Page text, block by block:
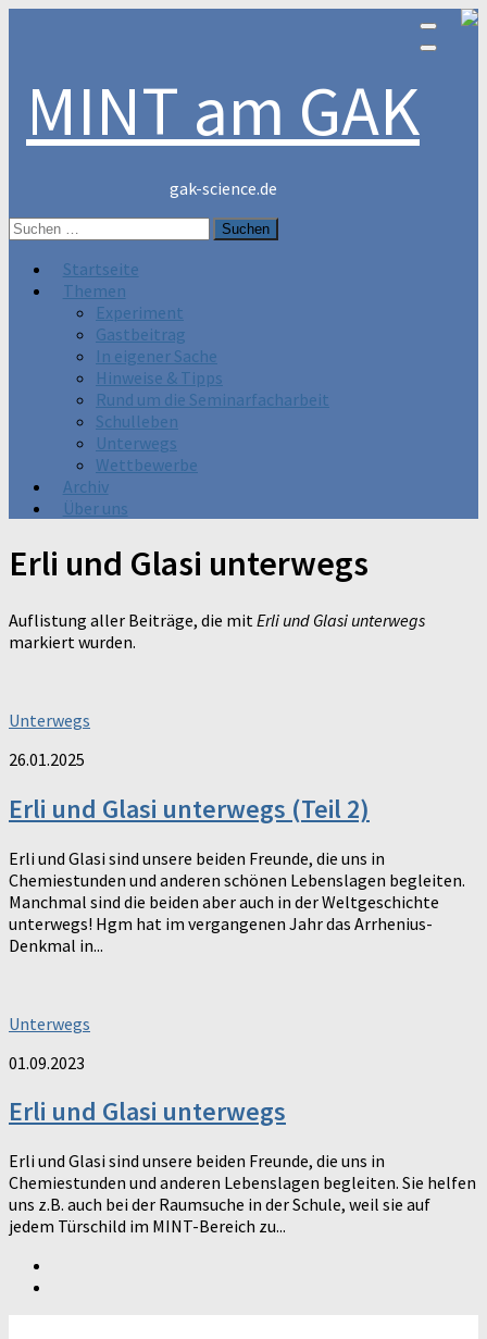
MINT am GAK
gak-science.de
Suchen
nach:
Startseite
Themen
Experiment
Gastbeitrag
In eigener Sache
Hinweise & Tipps
Rund um die Seminarfacharbeit
Schulleben
Unterwegs
Wettbewerbe
Archiv
Über uns
Erli und Glasi unterwegs
Auflistung aller Beiträge, die mit Erli und Glasi unterwegs
markiert wurden.
Unterwegs
26.01.2025
Erli und Glasi unterwegs (Teil 2)
Erli und Glasi sind unsere beiden Freunde, die uns in
Chemiestunden und anderen schönen Lebenslagen begleiten.
Manchmal sind die beiden aber auch in der Weltgeschichte
unterwegs! Hgm hat im vergangenen Jahr das Arrhenius-
Denkmal in...
Unterwegs
01.09.2023
Erli und Glasi unterwegs
Erli und Glasi sind unsere beiden Freunde, die uns in
Chemiestunden und anderen Lebenslagen begleiten. Sie helfen
uns z.B. auch bei der Raumsuche in der Schule, weil sie auf
jedem Türschild im MINT-Bereich zu...